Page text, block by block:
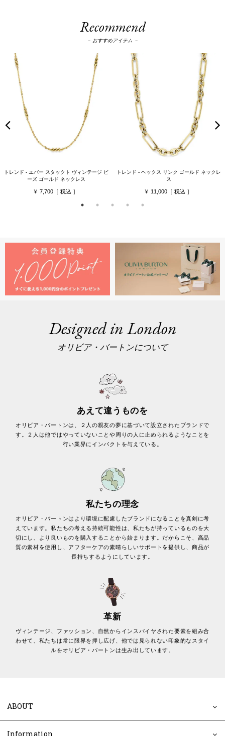
Recommend
－ おすすめアイテム －
トレンド - エバー スタックト ヴィンテージ ビ
ーズ ゴールド ネックレス
7,700
トレンド - ヘックス リンク ゴールド ネックレ
ス
11,000
Designed in London
オリビア・バートンについて
あえて違うものを
オリビア・バートンは、２人の親友の夢に基づいて設立されたブランドで
す。２人は他ではやっていないことや周りの人に止められるようなことを
行い業界にインパクトを与えている。
私たちの理念
オリビア・バートンはより環境に配慮したブランドになることを真剣に考
えています。私たちの考える持続可能性は、私たちが持っているものを大
切にし、より良いものを購入することから始まります。だからこそ、高品
質の素材を使用し、アフターケアの素晴らしいサポートを提供し、商品が
長持ちするようにしています。
革新
ヴィンテージ、ファッション、自然からインスパイヤされた要素を組み合
わせて、私たちは常に限界を押し広げ、他では見られない印象的なスタイ
ルをオリビア・バートンは生み出しています。
ABOUT
Information